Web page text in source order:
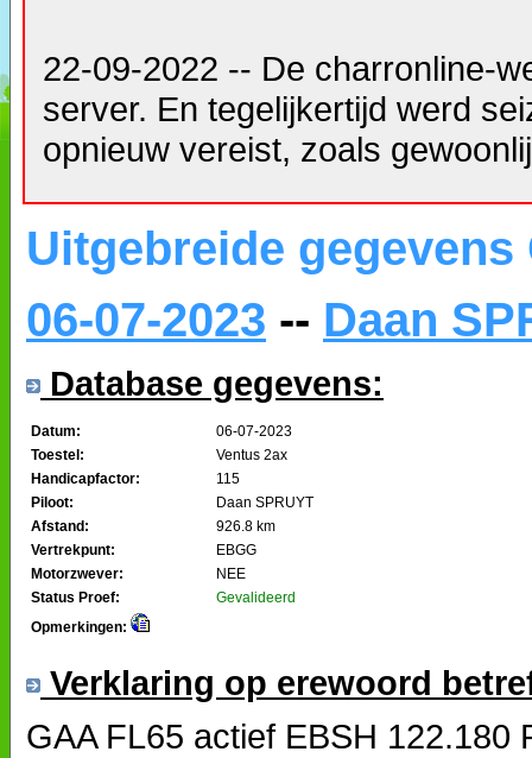
22-09-2022 -- De charronline-
server. En tegelijkertijd werd
opnieuw vereist, zoals
Uitgebreide
06-07-2023 -- Daan
Database gegevens:
Datum:
06-07-2023
Toestel:
Ventus 2ax
Handicapfactor:
115
Piloot:
Daan SPRUYT
Afstand:
926.8 km
Vertrekpunt:
EBGG
Motorzwever:
NEE
Status Proef:
Gevalideerd
Opmerkingen:
Verklaring op erewoord
GAA FL65 actief EBSH 122.180